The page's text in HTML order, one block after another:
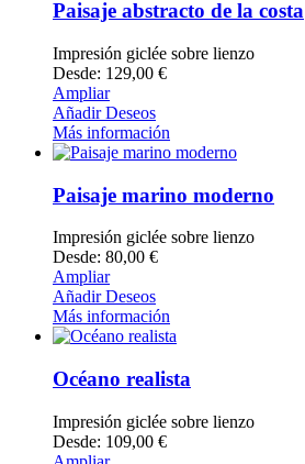
Paisaje abstracto de la costa
Impresión giclée sobre lienzo
Desde: 129,00 €
Ampliar
Añadir Deseos
Más información
Paisaje marino moderno
Impresión giclée sobre lienzo
Desde: 80,00 €
Ampliar
Añadir Deseos
Más información
Océano realista
Impresión giclée sobre lienzo
Desde: 109,00 €